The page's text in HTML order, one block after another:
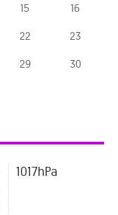
15 16
22 23
29 30
1017hPa